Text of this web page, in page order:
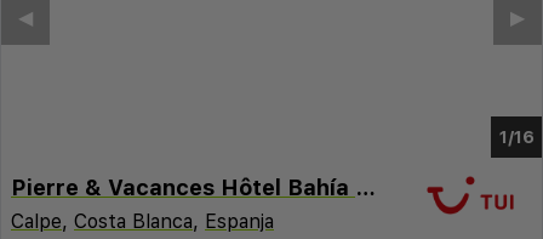
1/10
▶︎
◀︎
Pierre & Vacances Hôtel Bahía Calpe
Calpe, Costa Blanca, Espanja